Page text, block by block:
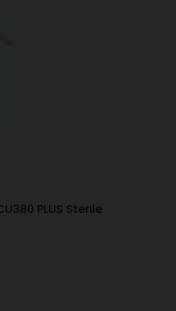
PLUS Sterile